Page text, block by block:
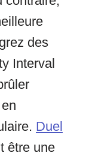
des
Interval
Duel
être une